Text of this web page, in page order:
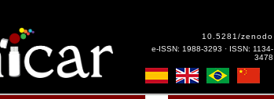
10.5281/zenodo
e-ISSN: 1988-3293 · ISSN: 1134-
3478